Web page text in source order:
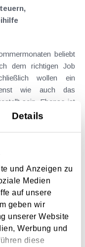
Details
und Anzeigen zu
Medien
auf unsere
geben wir
unserer Website
Werbung und
diese
beliebt
dem richtigen Job
wollen ein
wie auch das
sein. Ebenso ist
bei
Arbeitnehmer ist in
der Teilnahme an
empfangene
von 186 € jährlich